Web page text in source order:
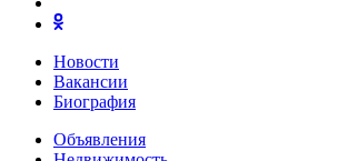
Новости
Вакансии
Биография
Объявления